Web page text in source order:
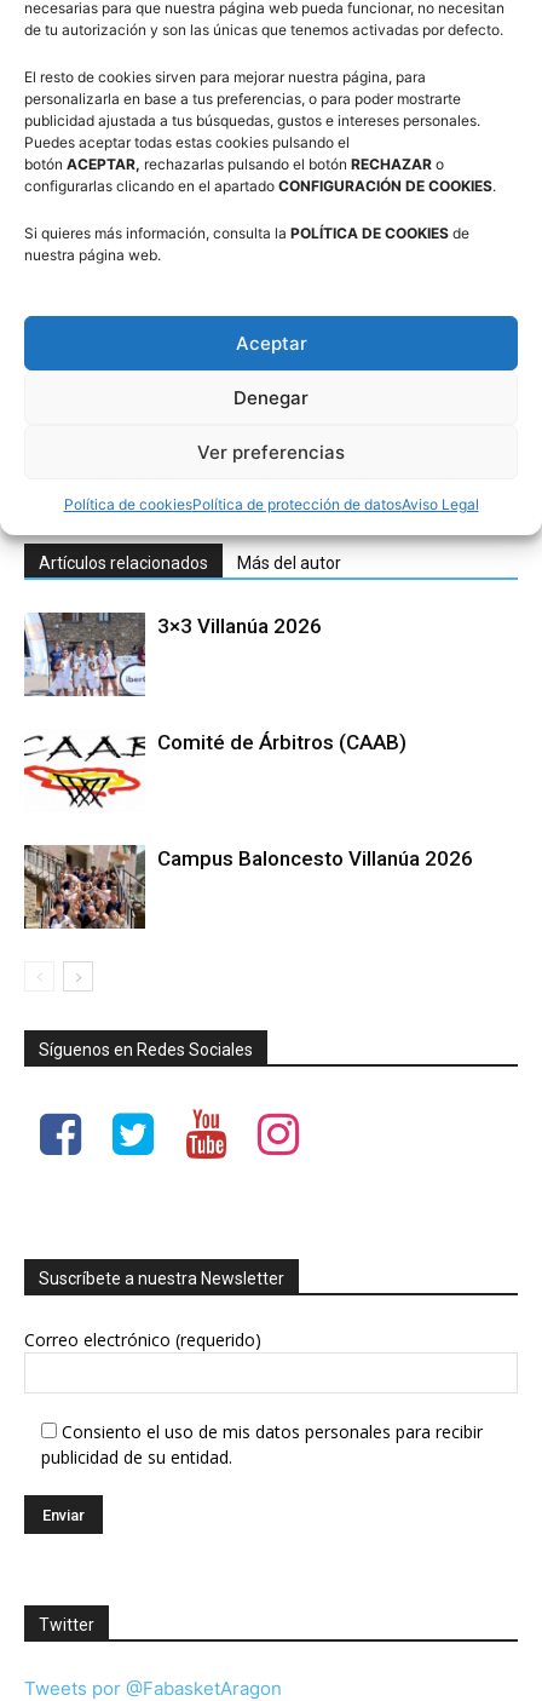
necesarias para que nuestra página web pueda funcionar, no necesitan
de tu autorización y son las únicas que tenemos activadas por defecto.
El resto de cookies sirven para mejorar nuestra página, para
personalizarla en base a tus preferencias, o para poder mostrarte
publicidad ajustada a tus búsquedas, gustos e intereses personales.
Puedes aceptar todas estas cookies pulsando el
botón ACEPTAR, rechazarlas pulsando el botón RECHAZAR o
configurarlas clicando en el apartado CONFIGURACIÓN DE COOKIES.
Si quieres más información, consulta la POLÍTICA DE COOKIES de
nuestra página web.
Aceptar
Denegar
Ver preferencias
Política de cookiesPolítica de protección de datosAviso Legal
Resultados
Belsué Seguros El Olivar – CB Valle Egüés (95-86)
CB Valle Egüés-Opel Zavisa Alfindén (65-79)
Opel Zavisa Alfindén – Belsué Seguros El Olivar (77-66)
Anagán Olivar – Azulejos Moncayo CBZ (96-79)
Patria Hispana Seguros Almozara – Anagán Olivar (66-85)
Azulejos Moncayo CBZ – Patria Hispana Seguros
Almozara (68-61)
Artículos relacionados Más del autor
3×3 Villanúa 2026
Comité de Árbitros (CAAB)
Campus Baloncesto Villanúa 2026
Síguenos en Redes Sociales
Suscríbete a nuestra Newsletter
Correo electrónico (requerido)
Consiento el uso de mis datos personales para recibir
publicidad de su entidad.
Twitter
Tweets por @FabasketAragon